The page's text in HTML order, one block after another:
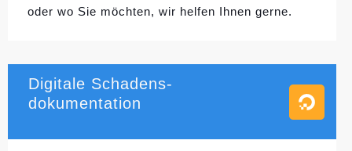
oder wo Sie möchten, wir helfen Ihnen gerne.
Digitale Schadens-
dokumentation